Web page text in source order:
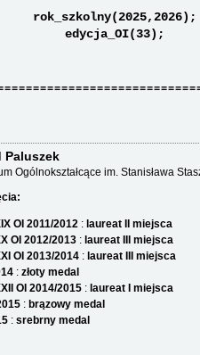
rok_szkolny(2025,2026);
edycja_OI(33);
Paluszek
Ogólnokształcące im. Stanisława
OI 2011/2012: laureat II miejsca
OI 2012/2013: laureat III miejsca
OI 2013/2014: laureat III miejsca
: złoty medal
OI 2014/2015: laureat I miejsca
: brązowy medal
: srebrny medal